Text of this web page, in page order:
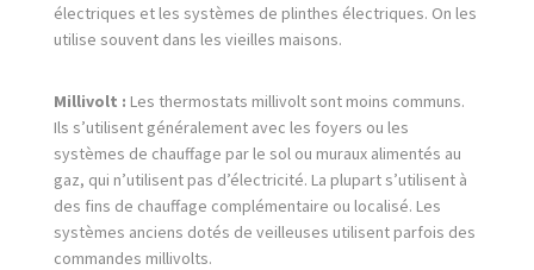
électriques et les systèmes de plinthes électriques. On les
utilise souvent dans les vieilles maisons.
Millivolt : Les thermostats millivolt sont moins communs.
Ils s’utilisent généralement avec les foyers ou les
systèmes de chauffage par le sol ou muraux alimentés au
gaz, qui n’utilisent pas d’électricité. La plupart s’utilisent à
des fins de chauffage complémentaire ou localisé. Les
systèmes anciens dotés de veilleuses utilisent parfois des
commandes millivolts.